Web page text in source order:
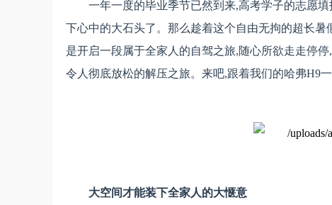
一年一度的毕业季节已然到来,高考学子的志愿
下心中的大石头了。那么趁着这个自由无拘的超长
是开启一段属于全家人的自驾之旅,随心所欲走走停
令人彻底放松的解压之旅。来吧,跟着我们的哈弗H9一
大空间才能装下全家人的大惬意